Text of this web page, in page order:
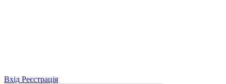
Вхід Реєстрація